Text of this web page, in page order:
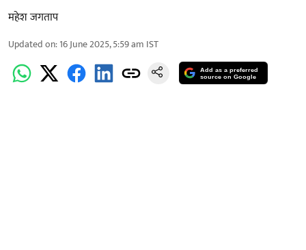
महेश जगताप
Updated on:16 June 2025, 5:59 am IST
Add as a preferred
source on Google